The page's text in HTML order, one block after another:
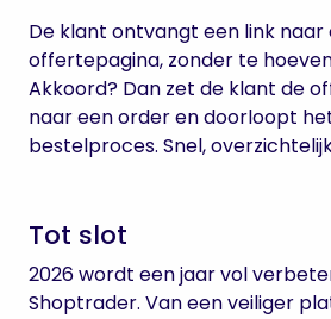
De klant ontvangt een link
offertepagina, zonder te
Akkoord? Dan zet de klant de
naar een order en doorloopt
bestelproces. Snel,
Tot slot
2026 wordt een jaar vol
Shoptrader. Van een veiliger